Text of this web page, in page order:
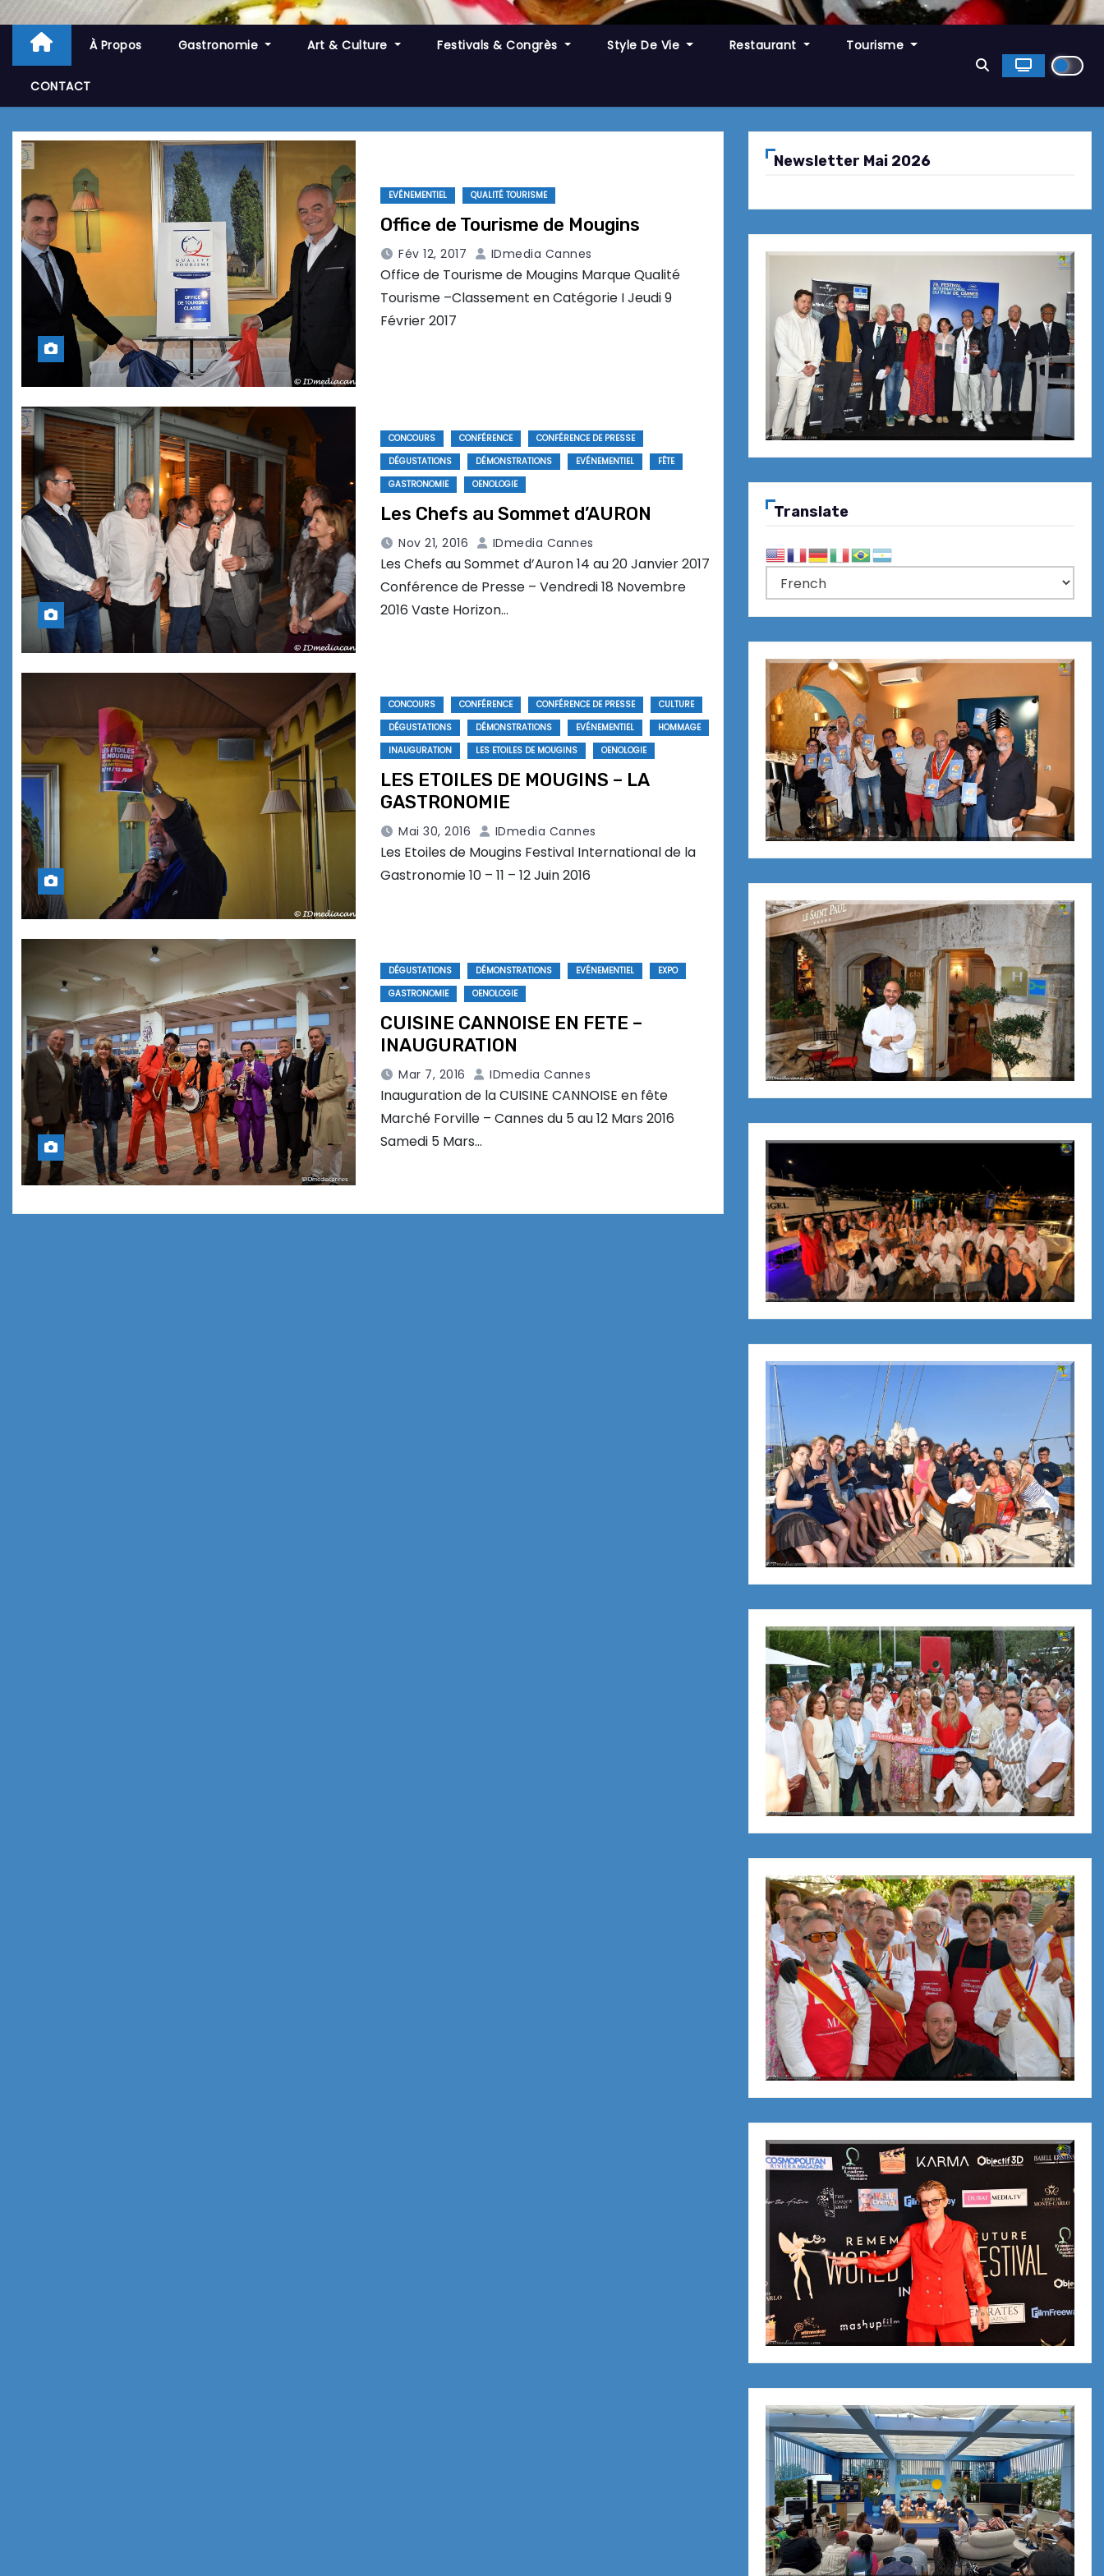
À Propos Gastronomie Art & Culture Festivals & Congrès Style De Vie Restaurant Tourisme
CONTACT
EVÉNEMENTIEL QUALITÉ TOURISME
Office de Tourisme de Mougins
Fév 12, 2017 IDmedia Cannes
Office de Tourisme de Mougins Marque Qualité
Tourisme –Classement en Catégorie I Jeudi 9
Février 2017
CONCOURS CONFÉRENCE
CONFÉRENCE DE PRESSE
DÉGUSTATIONS
DÉMONSTRATIONS EVÉNEMENTIEL
FÊTE
GASTRONOMIE
OENOLOGIE
Les Chefs au Sommet d’AURON
Nov 21, 2016 IDmedia Cannes
Les Chefs au Sommet d’Auron 14 au 20 Janvier 2017
Conférence de Presse – Vendredi 18 Novembre
2016 Vaste Horizon…
CONCOURS CONFÉRENCE CONFÉRENCE DE PRESSE
CULTURE
DÉGUSTATIONS
DÉMONSTRATIONS EVÉNEMENTIEL
HOMMAGE
INAUGURATION
LES ETOILES DE MOUGINS OENOLOGIE
LES ETOILES DE MOUGINS – LA
GASTRONOMIE
Mai 30, 2016 IDmedia Cannes
Les Etoiles de Mougins Festival International de la
Gastronomie 10 – 11 – 12 Juin 2016
DÉGUSTATIONS DÉMONSTRATIONS EVÉNEMENTIEL
EXPO
GASTRONOMIE
OENOLOGIE
CUISINE CANNOISE EN FETE –
INAUGURATION
Mar 7, 2016 IDmedia Cannes
Inauguration de la CUISINE CANNOISE en fête
Marché Forville – Cannes du 5 au 12 Mars 2016
Samedi 5 Mars…
Newsletter Mai 2026
Translate